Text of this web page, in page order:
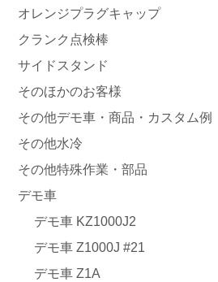
オレンジプラグキャップ
クランク点検棒
サイドスタンド
そのほかのお客様
その他デモ車・商品・カスタム例
その他水冷
その他特殊作業・部品
デモ車
デモ車 KZ1000J2
デモ車 Z1000J #21
デモ車 Z1A